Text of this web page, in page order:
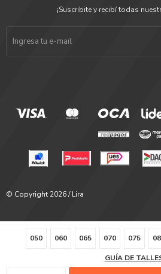
050 060 065 070 075
GUÍA DE
¡Suscribite y recibí todas
© Copyright 2026 / Lira